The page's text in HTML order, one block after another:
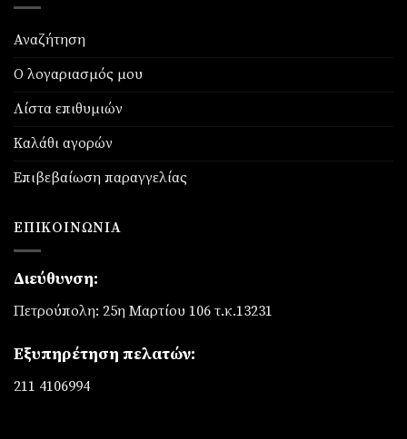
Αναζήτηση
Ο λογαριασμός μου
Λίστα επιθυμιών
Καλάθι αγορών
Επιβεβαίωση παραγγελίας
ΕΠΙΚΟΙΝΩΝΊΑ
Διεύθυνση:
Πετρούπολη: 25η Μαρτίου 106 τ.κ.13231
Εξυπηρέτηση πελατών:
211 4106994